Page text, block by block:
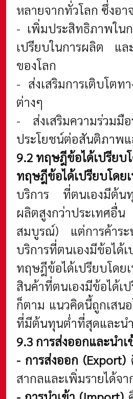
หลายจากทั่วโลก ซึ่งอ
- เพิ่มประสิทธิภาพในก
เปรียบในการผลิต แล
ของโลก
- ส่งเสริมการเติบโตท
ต่างๆ
- ส่งเสริมความร่วมมื
ประโยชน์ต่อสันติภาพ
9.2 ทฤษฎีข้อได้เปรียบ
ทฤษฎีข้อได้เปรียบโด
บริการ ที่ตนเองมีต้นทุ
ผลิตสูงกว่าประเทศอื่
สมบูรณ์) แต่การค้าระ
บริการที่ตนเองมีข้อได้
ทฤษฎีข้อได้เปรียบโดย
สินค้าที่ตนเองมีข้อได้
ก็ตาม แนวคิดนี้ถูกเสนอ
ที่มีต้นทุนต่ำที่สุดและน
9.3 การส่งออกและนำเ
- การส่งออก (Export)
สากลและเพิ่มรายได้จ